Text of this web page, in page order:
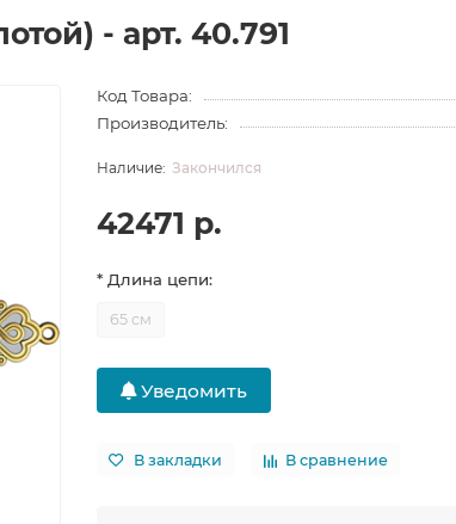
- арт. 40.791
Код Товара:
Производитель:
Закончился
42471 р.
* Длина цепи:
65 см
Уведомить
В закладки В сравнение